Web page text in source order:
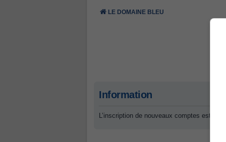
LE DOMAINE BLEU
Information
L’inscription de nouveaux comptes est